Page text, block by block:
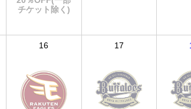
チケット除く)
16 17